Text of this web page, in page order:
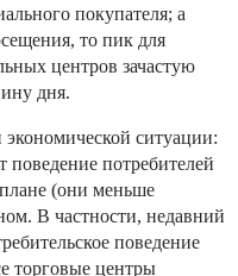
покупателя; а
то пик для
центров зачастую
дня.
ситуации:
потребителей
(они меньше
В частности, недавний
поведение
торговые центры